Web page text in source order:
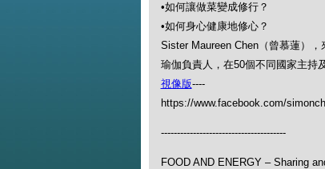
•如何讓做菜變成修行？
•如何身心健康地修心？
Sister Maureen Chen（曾慕蓮）
瑜伽負責人，在50個不同國家主持
視像版----
https://www.facebook.com/
---------------------------------------
FOOD AND ENERGY – Sharing